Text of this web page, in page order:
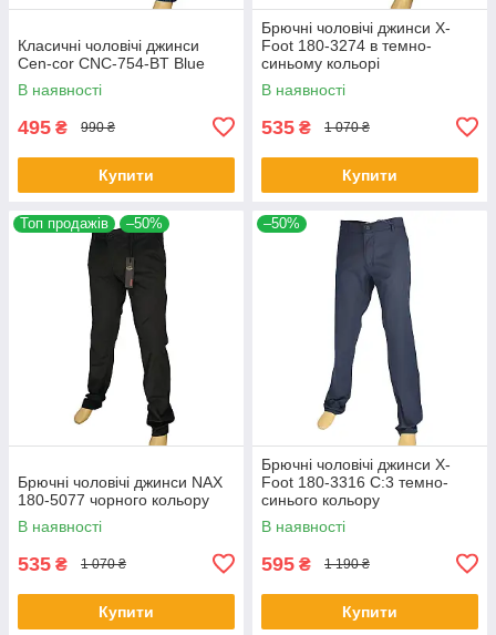
Класичні чоловічі джинси
Cen-cor CNC-754-BT Blue
В наявності
495 ₴ 990 ₴
Купити
Брючні чоловічі джинси X-
Foot 180-3274 в темно-
синьому кольорі
В наявності
535 ₴ 1 070 ₴
Купити
Топ продажів –50%
Брючні чоловічі джинси NAX
180-5077 чорного кольору
В наявності
535 ₴ 1 070 ₴
Купити
–50%
Брючні чоловічі джинси X-
Foot 180-3316 C:3 темно-
синього кольору
В наявності
595 ₴ 1 190 ₴
Купити